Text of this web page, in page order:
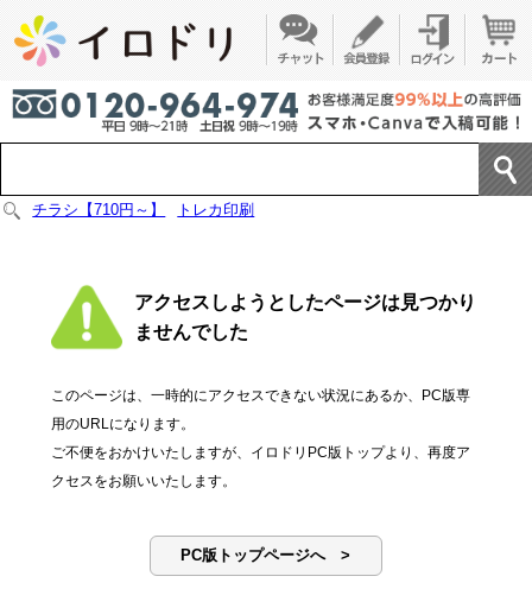
チラシ【710円～】 トレカ印刷
アクセスしようとしたページは見つかり
ませんでした
このページは、一時的にアクセスできない状況にあるか、PC版専
用のURLになります。
ご不便をおかけいたしますが、イロドリPC版トップより、再度ア
クセスをお願いいたします。
PC版トップページへ >